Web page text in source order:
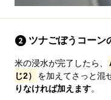
ツナごぼうコーン
米の浸水が完了したら、
じ2）
を加えてさっと混
りなければ加えます。